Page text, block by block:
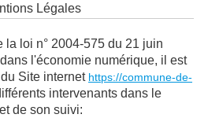
Légales
la loi n° 2004-575 du 21 juin
l'économie numérique, il est
Site internet https://commune-de-
intervenants dans le
de son suivi: